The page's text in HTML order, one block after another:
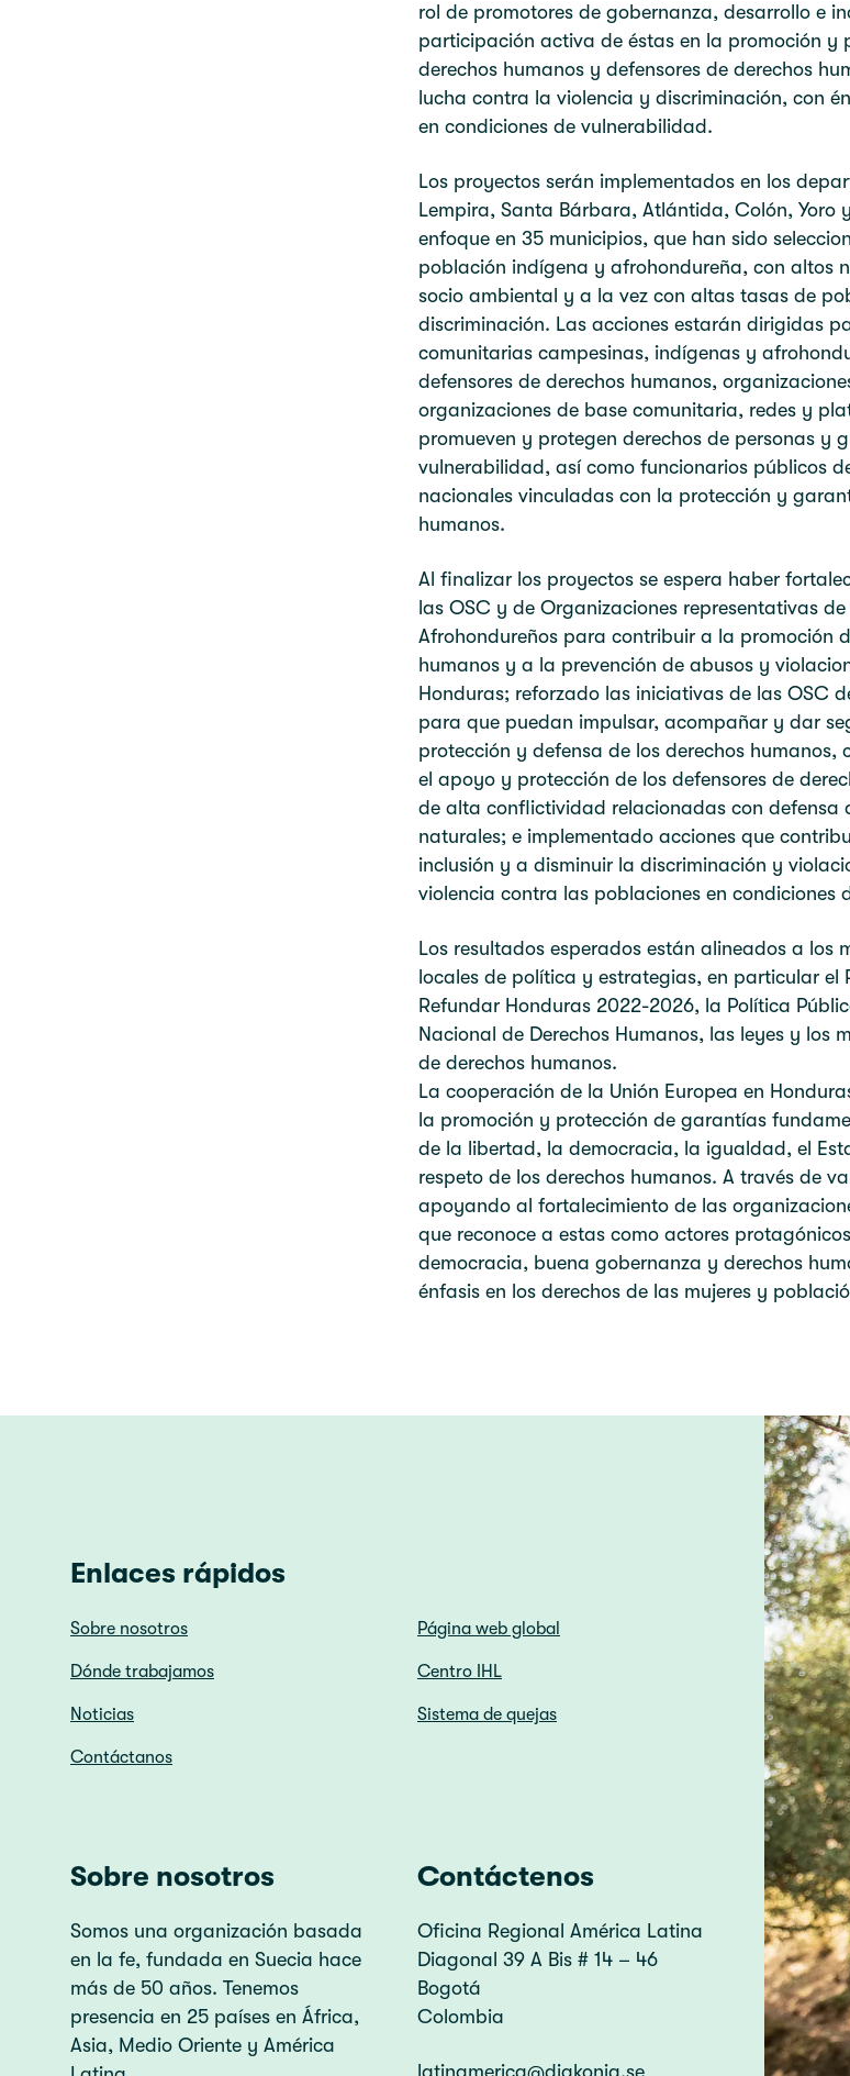
rol de promotores de gobernanza, desarrollo e
participación activa de éstas en la promoción y
derechos humanos y defensores de derechos
lucha contra la violencia y discriminación, con
en condiciones de vulnerabilidad.
Los proyectos serán implementados en los
Lempira, Santa Bárbara, Atlántida, Colón, Yoro
enfoque en 35 municipios, que han sido
población indígena y afrohondureña, con altos
socio ambiental y a la vez con altas tasas de
discriminación. Las acciones estarán dirigidas
comunitarias campesinas, indígenas y
defensores de derechos humanos,
organizaciones de base comunitaria, redes y
promueven y protegen derechos de personas y
vulnerabilidad, así como funcionarios públicos
nacionales vinculadas con la protección y
humanos.
Al finalizar los proyectos se espera haber
las OSC y de Organizaciones representativas
Afrohondureños para contribuir a la promoción
humanos y a la prevención de abusos y
Honduras; reforzado las iniciativas de las OSC
para que puedan impulsar, acompañar y dar
protección y defensa de los derechos humanos,
el apoyo y protección de los defensores de
de alta conflictividad relacionadas con defensa
naturales; e implementado acciones que
inclusión y a disminuir la discriminación y
violencia contra las poblaciones en condiciones
Los resultados esperados están alineados a los
locales de política y estrategias, en particular el
Refundar Honduras 2022-2026, la Política
Nacional de Derechos Humanos, las leyes y los
de derechos humanos.
La cooperación de la Unión Europea en
la promoción y protección de garantías
de la libertad, la democracia, la igualdad, el
respeto de los derechos humanos. A través de
apoyando al fortalecimiento de las
que reconoce a estas como actores
democracia, buena gobernanza y derechos
énfasis en los derechos de las mujeres y
Enlaces rápidos
Sobre nosotros Página web global
Dónde trabajamos Centro IHL
Noticias Sistema de quejas
Contáctanos
Sobre nosotros
Somos una organización basada
en la fe, fundada en Suecia hace
más de 50 años. Tenemos
presencia en 25 países en África,
Asia, Medio Oriente y América
Contáctenos
Oficina Regional América Latina
Diagonal 39 A Bis # 14 – 46
Bogotá
Colombia
latinamerica@diakonia.se